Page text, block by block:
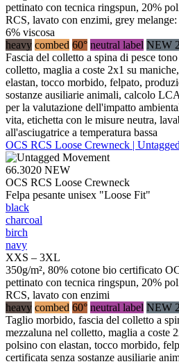
pettinato con tecnica ringspun, 20%
RCS, lavato con enzimi, grey
6% viscosa
heavy combed 60° neutral label NEW
Fascia del colletto a spina di pesce
colletto, maglia a coste 2x1 su
elastan, tocco morbido, felpato,
sostanze ausiliarie animali, calcolo
per la valutazione dell'impatto
vita, etichetta con le misure neutra,
all'asciugatrice a temperatura bassa
OCS RCS Loose Crewneck |
66.3020 NEW
OCS RCS Loose Crewneck
Felpa pesante unisex "Loose Fit"
black
charcoal
birch
navy
XXS – 3XL
350g/m², 80% cotone bio certificato
pettinato con tecnica ringspun, 20%
RCS, lavato con enzimi
heavy combed 60° neutral label NEW
Taglio morbido, fascia del colletto a
mezzaluna nel colletto, maglia a coste
polsino con elastan, tocco morbido,
certificata senza sostanze ausiliarie